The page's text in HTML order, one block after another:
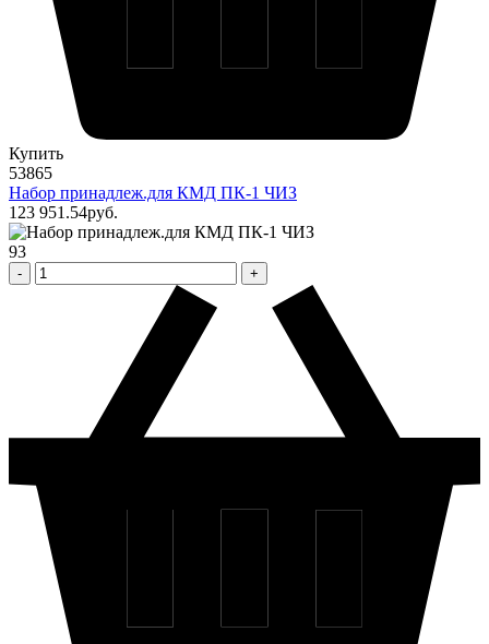
Купить
53865
Набор принадлеж.для КМД ПК-1 ЧИЗ
123 951 .54pуб.
93